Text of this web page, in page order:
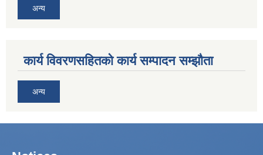
अन्य
कार्य विवरणसहितको कार्य सम्पादन सम्झौता
अन्य